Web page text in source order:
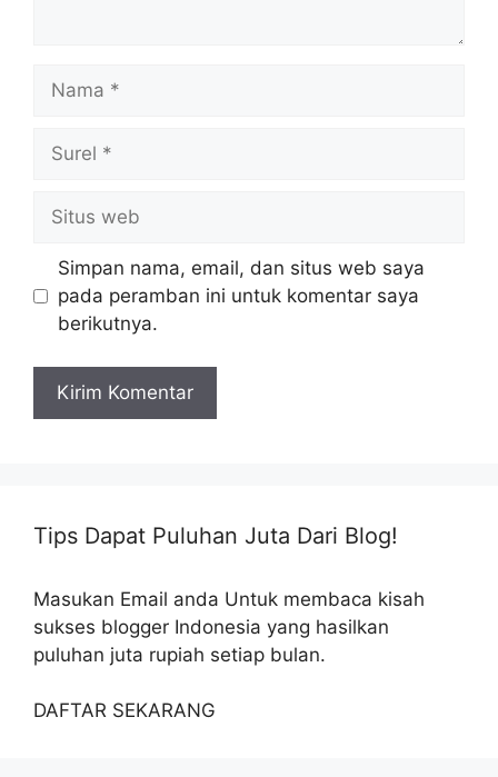
Nama
Surel
Situs
web
Simpan nama, email, dan situs web saya
pada peramban ini untuk komentar saya
berikutnya.
Tips Dapat Puluhan Juta Dari Blog!
Masukan Email anda Untuk membaca kisah
sukses blogger Indonesia yang hasilkan
puluhan juta rupiah setiap bulan.
DAFTAR SEKARANG